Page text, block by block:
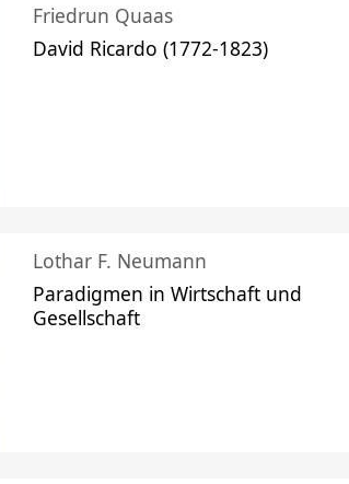
Friedrun Quaas
David Ricardo (1772-1823)
Lothar F. Neumann
Paradigmen in Wirtschaft und
Gesellschaft